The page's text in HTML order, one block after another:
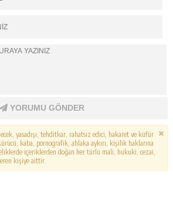
YORUMU GÖNDER
yasadışı, tehditkar, rahatsız edici, hakaret ve küfür
kaba, pornografik, ahlaka aykırı, kişilik haklarına
içeriklerden doğan her türlü mali, hukuki, cezai,
kişiye aittir.